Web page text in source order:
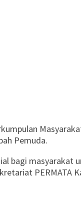
Pemuda.
bagi masyarakat
PERMATA